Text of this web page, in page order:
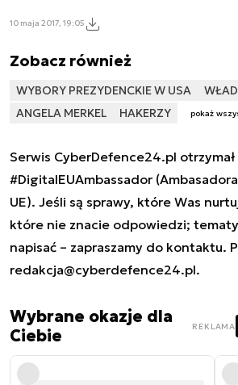
10 maja 2017, 19:05
Zobacz również
WYBORY PREZYDENCKIE W USA
ANGELA MERKEL
HAKERZY pokaż
Serwis CyberDefence24.pl otrzymał
#DigitalEUAmbassador
UE). Jeśli są sprawy, które Was
które nie znacie odpowiedzi;
napisać – zapraszamy do kontaktu.
redakcja@cyberdefence24.pl.
Wybrane okazje dla
Ciebie
REKLAMA